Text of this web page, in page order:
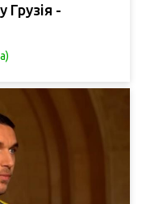
Грузія -